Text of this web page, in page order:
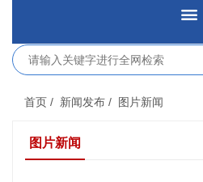
网站首页
新闻发布
首页 / 新闻发布 / 图片新闻
图片新闻